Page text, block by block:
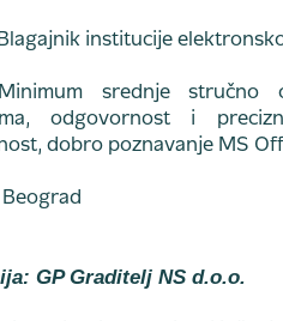
institucije
srednje stručno
odgovornost i
dobro poznavanje MS
Beograd
GP Graditelj NS d.o.o.